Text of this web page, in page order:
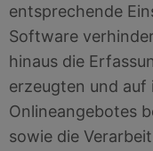
entsprechende
Software
hinaus die
erzeugten und
Onlineangebotes
sowie die